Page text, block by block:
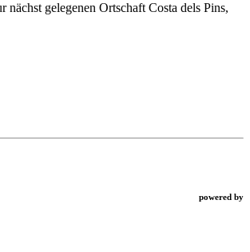
gelegenen Ortschaft Costa dels Pins,
powered by